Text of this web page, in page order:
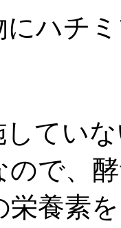
ハチ
てい
で、
栄養素